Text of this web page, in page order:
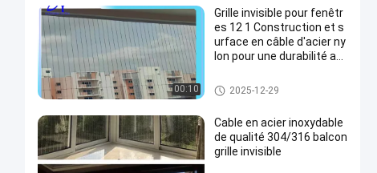
00:10
Grille invisible pour fenêtr
es 12 1 Construction et s
urface en câble d'acier ny
lon pour une durabilité ac
Gril invisible de fenêtre
2025-12-29
Cable en acier inoxydable
de qualité 304/316 balcon
grille invisible